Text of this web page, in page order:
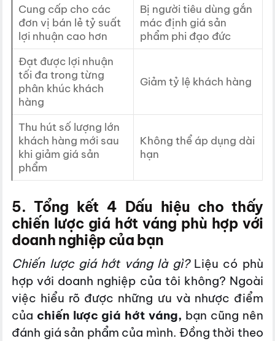
Cung cấp cho các
đơn vị bán lẻ tỷ suất
lợi nhuận cao hơn
Bị người tiêu dùng gắn
mác định giá sản
phẩm phi đạo đức
Đạt được lợi nhuận
tối đa trong từng
phân khúc khách
hàng
Giảm tỷ lệ khách hàng
Thu hút số lượng lớn
khách hàng mới sau
khi giảm giá sản
phẩm
Không thể áp dụng dài
hạn
5. Tổng kết 4 Dấu hiệu cho thấy
chiến lược giá hớt váng phù hợp với
doanh nghiệp của bạn
Chiến lược giá hớt váng là gì?Liệu có phù
hợp với doanh nghiệp của tôi không? Ngoài
việc hiểu rõ được những ưu và nhược điểm
của chiến lược giá hớt váng, bạn cũng nên
đánh giá sản phẩm của mình. Đồng thời theo